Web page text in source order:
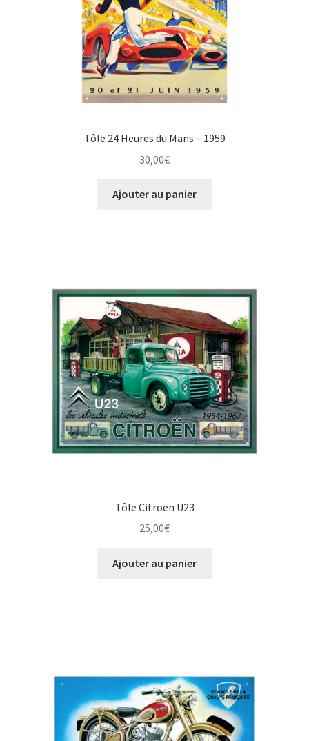
Tôle 24 Heures du Mans – 1959
30,00€
Ajouter au panier
Tôle Citroën U23
25,00€
Ajouter au panier